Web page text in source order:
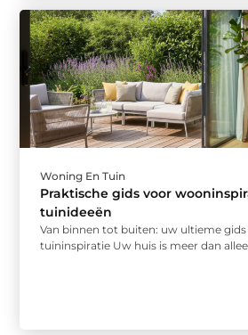
Woning En Tuin
Praktische gids voor
tuinideeën
Van binnen tot buiten: uw ultieme
tuininspiratie Uw huis is meer dan